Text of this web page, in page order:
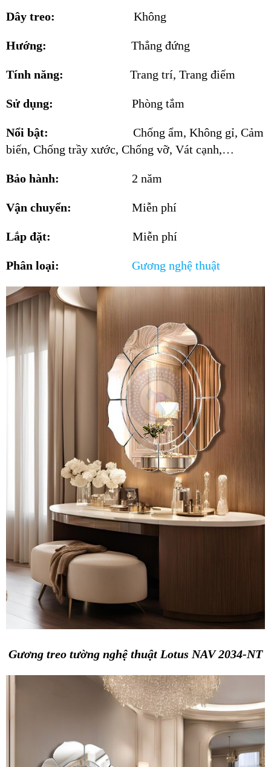
Dây treo: Không
Hướng: Thẳng đứng
Tính năng: Trang trí, Trang điểm
Sử dụng: Phòng tắm
Nổi bật: Chống ẩm, Không gỉ, Cảm
biến, Chống trầy xước, Chống vỡ, Vát cạnh,…
Bảo hành: 2 năm
Vận chuyển: Miễn phí
Lắp đặt: Miễn phí
Phân loại: Gương nghệ thuật
Gương treo tường nghệ thuật Lotus NAV 2034-NT